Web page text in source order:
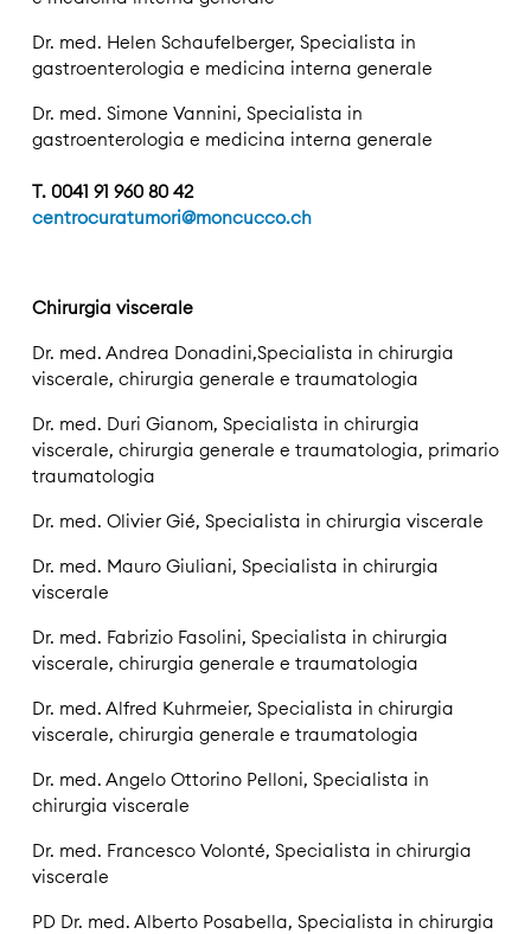
Dr. med. Helen Schaufelberger, Specialista in
gastroenterologia e medicina interna generale
Dr. med. Simone Vannini, Specialista in
gastroenterologia e medicina interna generale
T. 0041 91 960 80 42
centrocuratumori@moncucco.ch
Chirurgia viscerale
Dr. med. Andrea Donadini,Specialista in chirurgia
viscerale, chirurgia generale e traumatologia
Dr. med. Duri Gianom, Specialista in chirurgia
viscerale, chirurgia generale e traumatologia, primario
traumatologia
Dr. med. Olivier Gié, Specialista in chirurgia viscerale
Dr. med. Mauro Giuliani, Specialista in chirurgia
viscerale
Dr. med. Fabrizio Fasolini, Specialista in chirurgia
viscerale, chirurgia generale e traumatologia
Dr. med. Alfred Kuhrmeier, Specialista in chirurgia
viscerale, chirurgia generale e traumatologia
Dr. med. Angelo Ottorino Pelloni, Specialista in
chirurgia viscerale
Dr. med. Francesco Volonté, Specialista in chirurgia
viscerale
PD Dr. med. Alberto Posabella, Specialista in chirurgia